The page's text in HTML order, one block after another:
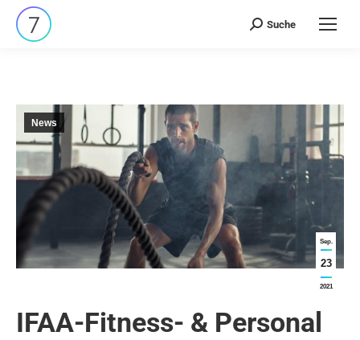
Search:
Suche
Sep.
23
2021
News
IFAA-Fitness- & Personal